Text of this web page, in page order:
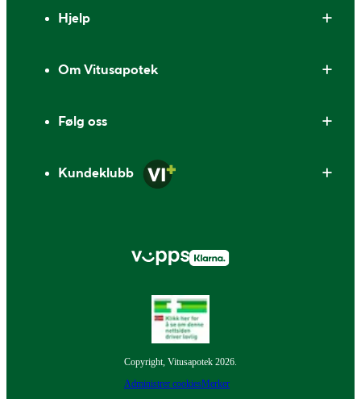
Hjelp
Om Vitusapotek
Følg oss
Kundeklubb
Copyright, Vitusapotek 2026.
Administrer cookiesMerker